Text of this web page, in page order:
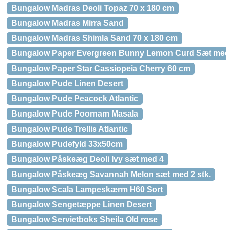
Bungalow Madras Deoli Topaz 70 x 180 cm
Bungalow Madras Mirra Sand
Bungalow Madras Shimla Sand 70 x 180 cm
Bungalow Paper Evergreen Bunny Lemon Curd Sæt
Bungalow Paper Star Cassiopeia Cherry 60 cm
Bungalow Pude Linen Desert
Bungalow Pude Peacock Atlantic
Bungalow Pude Poornam Masala
Bungalow Pude Trellis Atlantic
Bungalow Pudefyld 33x50cm
Bungalow Påskeæg Deoli Ivy sæt med 4
Bungalow Påskeæg Savannah Melon sæt med 2 stk.
Bungalow Scala Lampeskærm H60 Sort
Bungalow Sengetæppe Linen Desert
Bungalow Servietboks Sheila Old rose